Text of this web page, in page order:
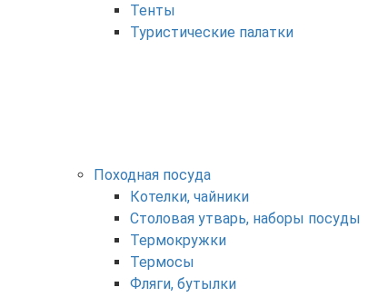
Тенты
Туристические палатки
Походная посуда
Котелки, чайники
Столовая утварь, наборы посуды
Термокружки
Термосы
Фляги, бутылки